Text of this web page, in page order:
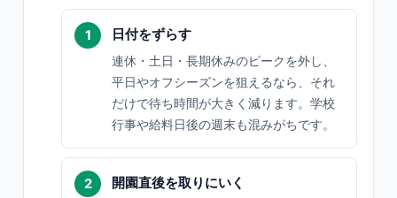
日付をずらす
連休・土日・長期休みのピークを外し、
平日やオフシーズンを狙えるなら、それ
だけで待ち時間が大きく減ります。学校
行事や給料日後の週末も混みがちです。
開園直後を取りにいく